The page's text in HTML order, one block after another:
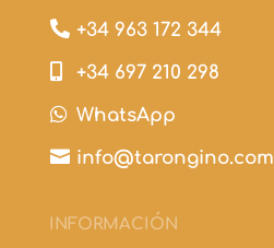
 +34 963 172 344
 +34 697 210 298
 WhatsApp
 info@tarongino.com
INFORMACIÓN